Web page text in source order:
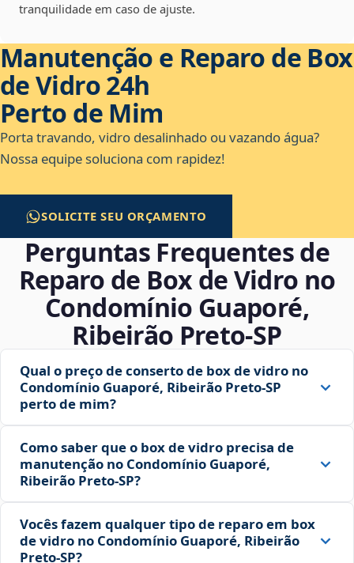
tranquilidade em caso de ajuste.
Manutenção e Reparo de Box
de Vidro 24h
Perto de Mim
Porta travando, vidro desalinhado ou vazando água?
Nossa equipe soluciona com rapidez!
SOLICITE SEU ORÇAMENTO
Perguntas Frequentes de
Reparo de Box de Vidro no
Condomínio Guaporé,
Ribeirão Preto‑SP
Qual o preço de conserto de box de vidro no
Condomínio Guaporé, Ribeirão Preto‑SP
perto de mim?
Como saber que o box de vidro precisa de
manutenção no Condomínio Guaporé,
Ribeirão Preto‑SP?
Vocês fazem qualquer tipo de reparo em box
de vidro no Condomínio Guaporé, Ribeirão
Preto‑SP?